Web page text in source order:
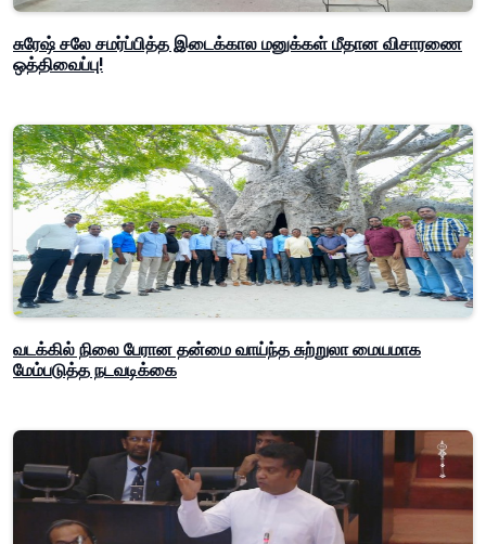
சுரேஷ் சலே சமர்ப்பித்த இடைக்கால மனுக்கள் மீதான விசாரணை
ஒத்திவைப்பு!
வடக்கில் நிலை பேரான தன்மை வாய்ந்த சுற்றுலா மையமாக
மேம்படுத்த நடவடிக்கை